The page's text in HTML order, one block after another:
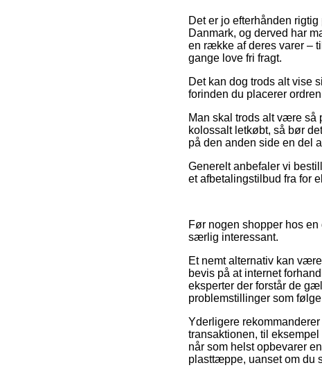
Det er jo efterhånden
Danmark, og derved har
en række af deres varer –
gange love fri fragt.
Det kan dog trods alt vise
forinden du placerer
Man skal trods alt være så
kolossalt letkøbt, så bør
på den anden side en del
Generelt anbefaler vi
et afbetalingstilbud fra for
Før nogen shopper hos
særlig interessant.
Et nemt alternativ kan
bevis på at internet
eksperter der forstår de
problemstillinger som
Yderligere
transaktionen, til
når som helst opbevarer
plasttæppe, uanset om du